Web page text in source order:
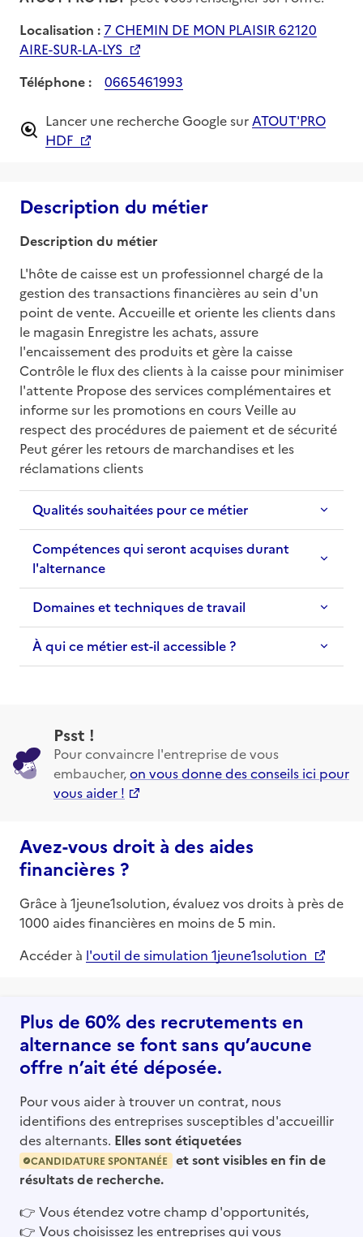
Localisation : 7 CHEMIN DE MON PLAISIR 62120
AIRE-SUR-LA-LYS
Téléphone :
0665461993
Lancer une recherche Google sur ATOUT'PRO
HDF
Description du métier
Description du métier
L'hôte de caisse est un professionnel chargé de la
gestion des transactions financières au sein d'un
point de vente. Accueille et oriente les clients dans
le magasin Enregistre les achats, assure
l'encaissement des produits et gère la caisse
Contrôle le flux des clients à la caisse pour minimiser
l'attente Propose des services complémentaires et
informe sur les promotions en cours Veille au
respect des procédures de paiement et de sécurité
Peut gérer les retours de marchandises et les
réclamations clients
Qualités souhaitées pour ce métier
Compétences qui seront acquises durant
l'alternance
Domaines et techniques de travail
À qui ce métier est-il accessible ?
Psst !
Pour convaincre l'entreprise de vous
embaucher,on vous donne des conseils ici pour
vous aider !
Avez-vous droit à des aides
financières ?
Grâce à 1jeune1solution, évaluez vos droits à près de
1000 aides financières en moins de 5 min.
Accéder à l'outil de simulation 1jeune1solution
Plus de 60% des recrutements en
alternance se font sans qu’aucune
offre n’ait été déposée.
Pour vous aider à trouver un contrat, nous
identifions des entreprises susceptibles d'accueillir
des alternants. Elles sont étiquetées
CANDIDATURE SPONTANÉE
et sont visibles en fin de
résultats de recherche.
👉 Vous étendez votre champ d'opportunités,
👉 Vous choisissez les entreprises qui vous